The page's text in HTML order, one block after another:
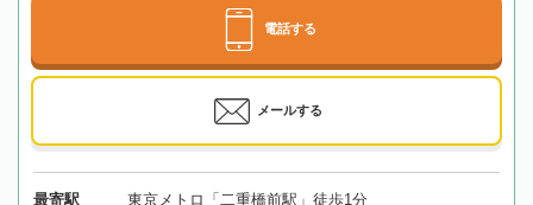
電話する
メールする
最寄駅 東京メトロ「二重橋前駅」徒歩1分